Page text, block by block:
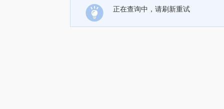
正在查询中，请刷新重试